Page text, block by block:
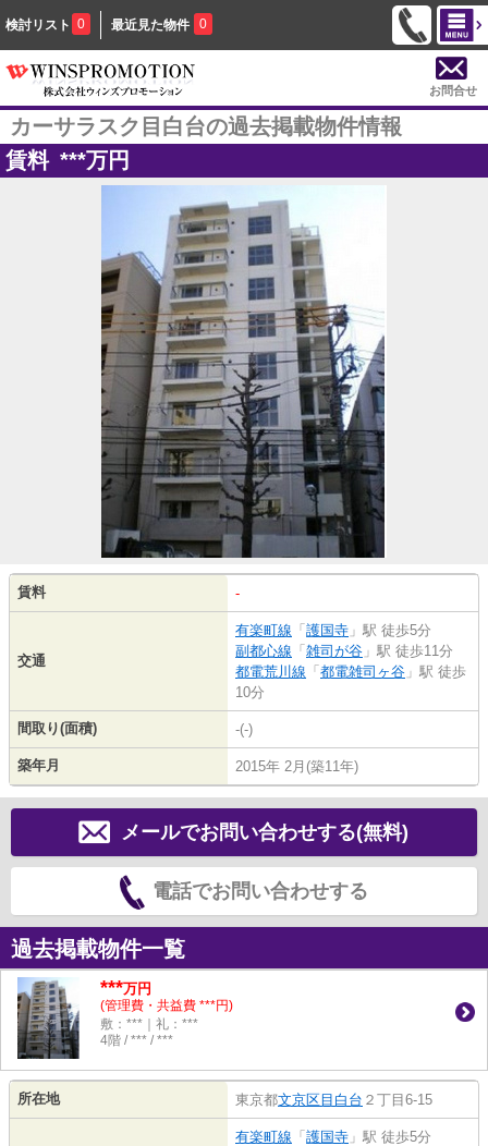
検討リスト 0 最近見た物件 0
お問合せ
カーサラスク目白台の過去掲載物件情報
賃料 ***万円
賃料 -
交通
有楽町線 「 護国寺 」駅 徒歩5分
副都心線 「 雑司が谷 」駅 徒歩11分
都電荒川線 「 都電雑司ヶ谷 」駅 徒歩
10分
間取り(面積) -(-)
築年月 2015年 2月(築11年)
メールでお問い合わせする(無料)
電話でお問い合わせする
過去掲載物件一覧
***万円
(管理費・共益費 ***円)
敷：***｜礼：***
4階 / *** / ***
所在地 東京都文京区目白台 ２丁目6-15
有楽町線 「 護国寺 」駅 徒歩5分